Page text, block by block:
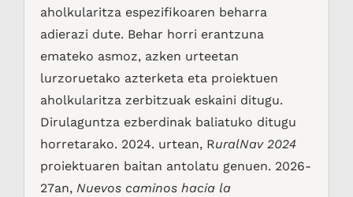
aholkularitza espezifikoaren beharra
adierazi dute. Behar horri erantzuna
emateko asmoz, azken urteetan
lurzoruetako azterketa eta proiektuen
aholkularitza zerbitzuak eskaini ditugu.
Dirulaguntza ezberdinak baliatuko ditugu
horretarako. 2024. urtean, RuralNav 2024
proiektuaren baitan antolatu genuen. 2026-
27an, Nuevos caminos hacia la